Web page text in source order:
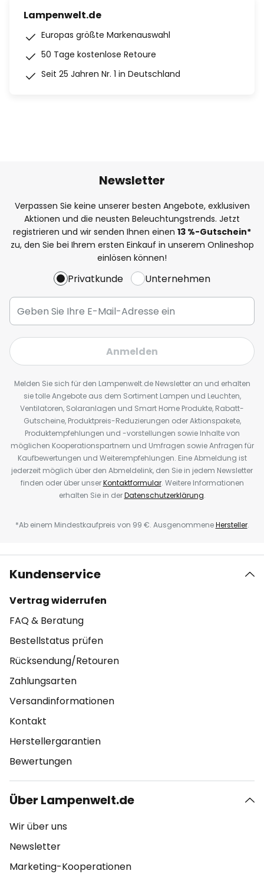
Lampenwelt.de
Europas größte Markenauswahl
50 Tage kostenlose Retoure
Seit 25 Jahren Nr. 1 in Deutschland
Newsletter
Verpassen Sie keine unserer besten Angebote, exklusiven
Aktionen und die neusten Beleuchtungstrends. Jetzt
registrieren und wir senden Ihnen einen 13 %-Gutschein*
zu, den Sie bei Ihrem ersten Einkauf in unserem Onlineshop
einlösen können!
Privatkunde Unternehmen
Anmelden
Melden Sie sich für den Lampenwelt.de Newsletter an und erhalten
sie tolle Angebote aus dem Sortiment Lampen und Leuchten,
Ventilatoren, Solaranlagen und Smart Home Produkte, Rabatt-
Gutscheine, Produktpreis-Reduzierungen oder Aktionspakete,
Produktempfehlungen und -vorstellungen sowie Inhalte von
möglichen Kooperationspartnern und Umfragen sowie Anfragen für
Kaufbewertungen und Weiterempfehlungen. Eine Abmeldung ist
jederzeit möglich über den Abmeldelink, den Sie in jedem Newsletter
finden oder über unserKontaktformular. Weitere Informationen
erhalten Sie in derDatenschutzerklärung.
*Ab einem Mindestkaufpreis von 99 €. AusgenommeneHersteller.
Kundenservice
Vertrag widerrufen
FAQ & Beratung
Bestellstatus prüfen
Rücksendung/Retouren
Zahlungsarten
Versandinformationen
Kontakt
Herstellergarantien
Bewertungen
Über Lampenwelt.de
Wir über uns
Newsletter
Marketing-Kooperationen